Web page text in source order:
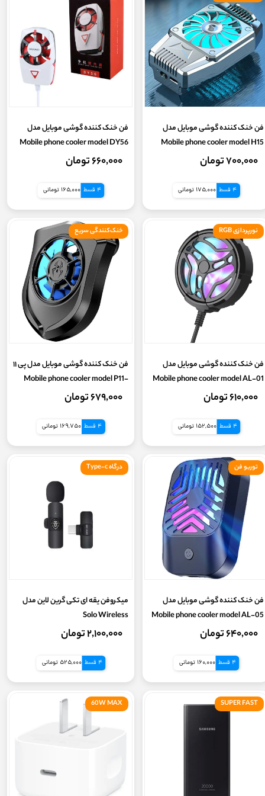
ظرفیت واقعی
وزن پاوربانک
فن خنک کننده گوشی موبایل مدل
Mobile phone cooler model H15
Plus
۷۰۰,۰۰۰ تومان
4 قسط 175,000 تومانی
فن خنک کننده گوشی موبایل مدل
Mobile phone cooler model DY56
۶۶۰,۰۰۰ تومان
4 قسط 165,000 تومانی
فن خنک کننده گوشی موبایل مدل
Mobile phone cooler model AL-01
۶۱۰,۰۰۰ تومان
4 قسط 152,500 تومانی
نورپردازی RGB
فن خنک کننده گوشی موبایل مدل پی ۱۱
Mobile phone cooler model P11-
PUBG
۶۷۹,۰۰۰ تومان
4 قسط 169,750 تومانی
خنک‌کنندگی سریع
فن خنک کننده گوشی موبایل مدل
Mobile phone cooler model AL-05
۶۴۰,۰۰۰ تومان
4 قسط 160,000 تومانی
توربو فن
میکروفن یقه ای تکی گرین لاین مدل
Solo Wireless
۲,۱۰۰,۰۰۰ تومان
4 قسط 525,000 تومانی
درگاه Type-c
SUPER FAST
60W MAX